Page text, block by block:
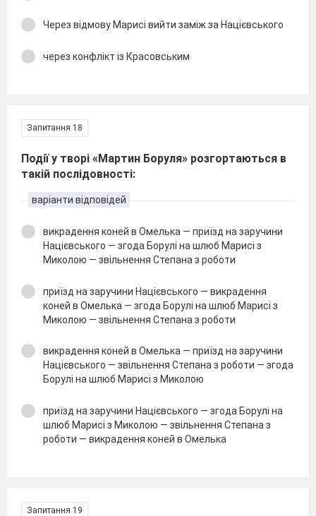
Через відмову Марисі вийти заміж за Націєвського
через конфлікт із Красовським
Запитання 18
Події у творі «Мартин Боруля» розгортаються в
такій послідовності:
варіанти відповідей
викрадення коней в Омелька — приїзд на заручини
Націєвського — згода Борулі на шлюб Марисі з
Миколою — звільнення Степана з роботи
приїзд на заручини Націєвського — викрадення
коней в Омелька — згода Борулі на шлюб Марисі з
Миколою — звільнення Степана з роботи
викрадення коней в Омелька — приїзд на заручини
Націєвського — звільнення Степана з роботи — згода
Борулі на шлюб Марисі з Миколою
приїзд на заручини Націєвського — згода Борулі на
шлюб Марисі з Миколою — звільнення Степана з
роботи — викрадення коней в Омелька
Запитання 19